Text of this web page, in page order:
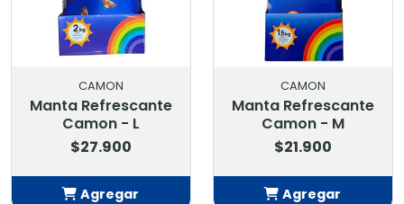
CAMON
Manta Refrescante
Camon - L
$27.900
Agregar
CAMON
Manta Refrescante
Camon - M
$21.900
Agregar